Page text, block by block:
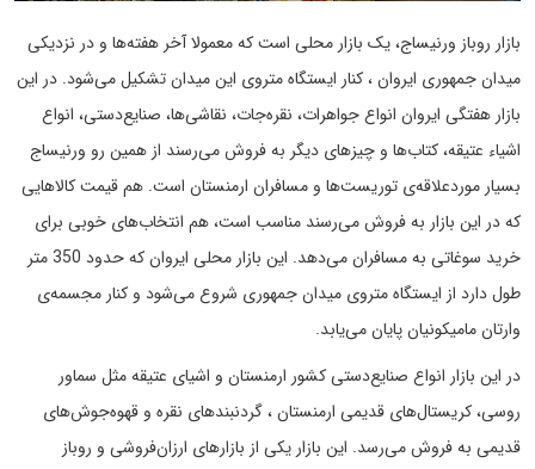
بازار روباز ورنیساج، یک بازار محلی است که معمولا آخر هفته‌ها و در نزدیکی
میدان جمهوری ایروان ، کنار ایستگاه متروی این میدان تشکیل می‌شود. در این
بازار هفتگی ایروان انواع جواهرات، نقره‌جات، نقاشی‌ها، صنایع‌دستی، انواع
اشیاء عتیقه، کتاب‌ها و چیزهای دیگر به فروش می‌رسند از همین رو ورنیساج
بسیار موردعلاقه‌ی توریست‌ها و مسافران ارمنستان است. هم قیمت کالا‌هایی
که در این بازار به فروش می‌رسند مناسب است، هم انتخاب‌های خوبی برای
خرید سوغاتی به مسافران می‌دهد. این بازار محلی ایروان که حدود 350 متر
طول دارد از ایستگاه متروی میدان جمهوری شروع می‌شود و کنار مجسمه‌ی
وارتان مامیکونیان پایان می‌یابد.
در این بازار انواع صنایع‌دستی کشور ارمنستان و اشیای عتیقه مثل سماور
روسی، کریستال‌های قدیمی ارمنستان ، گردنبندهای نقره و قهوه‌جوش‌های
قدیمی به فروش می‌رسد. این بازار یکی از بازارهای ارزان‌فروشی و روباز